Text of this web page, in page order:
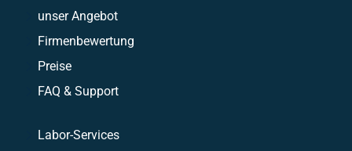
unser Angebot
Firmenbewertung
Preise
FAQ & Support
Labor-Services